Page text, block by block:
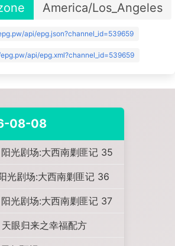
America/Los_Angeles
api/epg.json?channel_id=539659
api/epg.xml?channel_id=539659
08-08
阳光剧场:大西南剿匪记 35
光剧场:大西南剿匪记 36
阳光剧场:大西南剿匪记 37
天眼归来之幸福配方